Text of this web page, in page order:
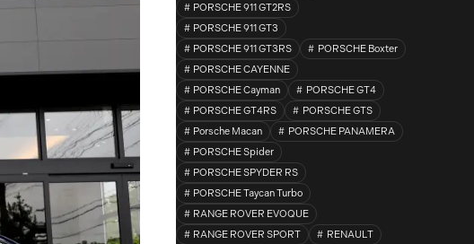
PORSCHE 911 GT2RS
PORSCHE 911 GT3
PORSCHE 911 GT3RS
PORSCHE Boxter
PORSCHE CAYENNE
PORSCHE Cayman
PORSCHE GT4
PORSCHE GT4RS
PORSCHE GTS
Porsche Macan
PORSCHE PANAMERA
PORSCHE Spider
PORSCHE SPYDER RS
PORSCHE Taycan Turbo
RANGE ROVER EVOQUE
RANGE ROVER SPORT
RENAULT